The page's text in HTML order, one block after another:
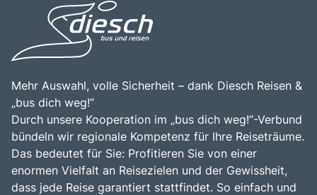
Die Kombination aus atemberaubender Natur, reicher
Geschichte und kulinarischen Genüssen macht Cinque
Terre zu einem unvergesslichen Ziel für Reisende.
Freizeitmöglichkeiten macht Cinque Terre zu einem
bereichernden Erlebnis für alle, die die Faszination dieser
einzigartigen Region entdecken möchten.
Mehr Auswahl, volle Sicherheit – dank Diesch Reisen &
„bus dich weg!“
Durch unsere Kooperation im „bus dich weg!“-Verbund
bündeln wir regionale Kompetenz für Ihre Reiseträume.
Das bedeutet für Sie: Profitieren Sie von einer
enormen Vielfalt an Reisezielen und der Gewissheit,
dass jede Reise garantiert stattfindet. So einfach und